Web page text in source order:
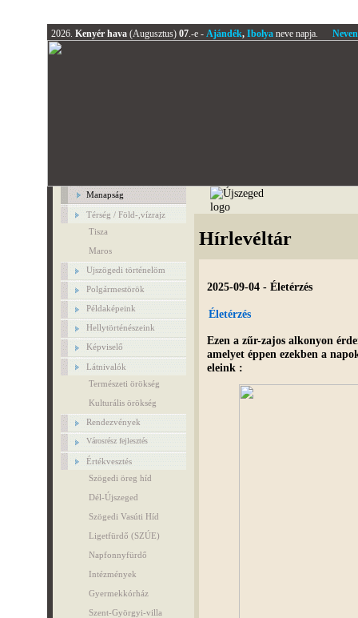
2026. Kenyér hava (Augusztus) 07.-e - Ajándék, Ibolyaneve napja.
Manapság
Térség / Föld-,vízrajz
Tisza
Maros
Ujszögedi történelöm
Polgármestörök
Példaképeink
Hellytörténészeink
Képviselő
Látnivalók
Természeti örökség
Kulturális örökség
Rendezvények
Városrész fejlesztés
Értékvesztés
Szögedi öreg híd
Dél-Újszeged
Szögedi Vasúti Híd
Ligetfürdő (SZÚE)
Napfonnyfürdő
Intézmények
Gyermekkórház
Szent-Györgyi-villa
Hírlevéltár
2025-09-04 - Életérzés
Életérzés
Ezen a zűr-zajos alkonyon
amelyet éppen ezekben a
eleink :